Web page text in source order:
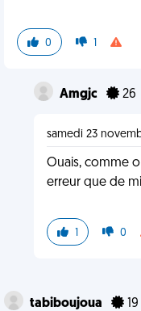
0 1
Amgjc 26
samedi 23
Ouais, comme
erreur que de
1 0
tabiboujoua 19